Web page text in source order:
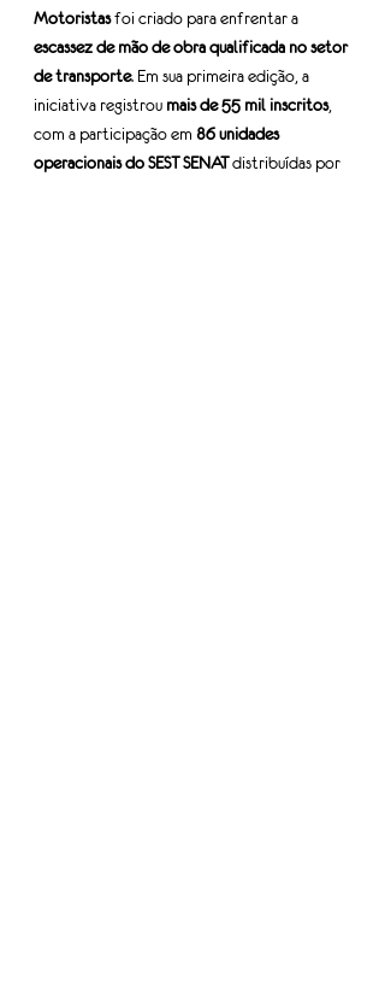
Motoristas foi criado para enfrentar a
escassez de mão de obra qualificada no setor
de transporte. Em sua primeira edição, a
iniciativa registrou mais de 55 mil inscritos,
com a participação em 86 unidades
operacionais do SEST SENAT distribuídas por